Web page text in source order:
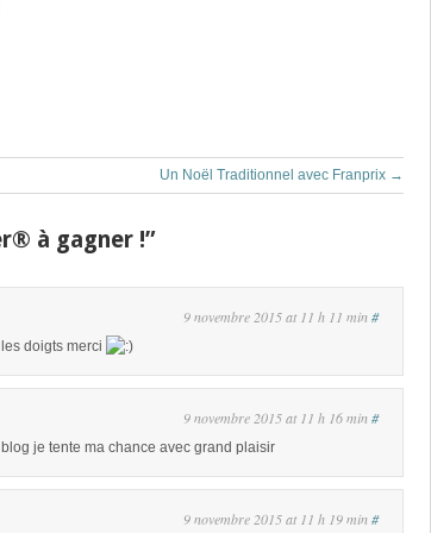
Un Noël Traditionnel avec Franprix →
à gagner !”
9 novembre 2015 at 11 h 11 min #
doigts merci
9 novembre 2015 at 11 h 16 min #
je tente ma chance avec grand plaisir
9 novembre 2015 at 11 h 19 min #